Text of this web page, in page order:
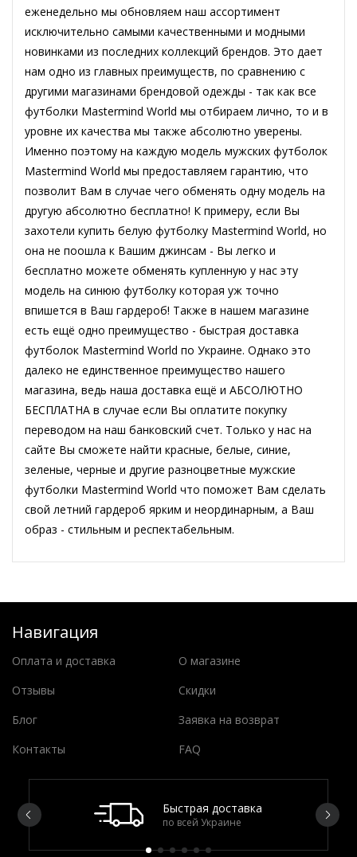
еженедельно мы обновляем наш ассортимент
исключительно самыми качественными и модными
новинками из последних коллекций брендов. Это дает
нам одно из главных преимуществ, по сравнению с
другими магазинами брендовой одежды - так как все
футболки Mastermind World мы отбираем лично, то и в
уровне их качества мы также абсолютно уверены.
Именно поэтому на каждую модель мужских футболок
Mastermind World мы предоставляем гарантию, что
позволит Вам в случае чего обменять одну модель на
другую абсолютно бесплатно! К примеру, если Вы
захотели купить белую футболку Mastermind World, но
она не поошла к Вашим джинсам - Вы легко и
бесплатно можете обменять купленную у нас эту
модель на синюю футболку которая уж точно
впишется в Ваш гардероб! Также в нашем магазине
есть ещё одно преимущество - быстрая доставка
футболок Mastermind World по Украине. Однако это
далеко не единственное преимущество нашего
магазина, ведь наша доставка ещё и АБСОЛЮТНО
БЕСПЛАТНА в случае если Вы оплатите покупку
переводом на наш банковский счет. Только у нас на
сайте Вы сможете найти красные, белые, синие,
зеленые, черные и другие разноцветные мужские
футболки Mastermind World что поможет Вам сделать
свой летний гардероб ярким и неординарным, а Ваш
образ - стильным и респектабельным.
Навигация
Оплата и доставка
О магазине
Отзывы
Скидки
Блог
Заявка на возврат
Контакты
FAQ
Быстрая доставка
по всей Украине